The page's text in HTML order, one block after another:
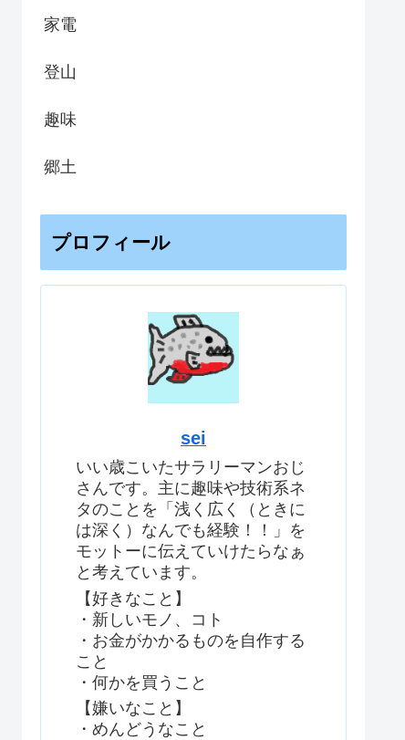
家電
登山
趣味
郷土
プロフィール
sei
いい歳こいたサラリーマンおじ
さんです。主に趣味や技術系ネ
タのことを「浅く広く（ときに
は深く）なんでも経験！！」を
モットーに伝えていけたらなぁ
と考えています。
【好きなこと】
・新しいモノ、コト
・お金がかかるものを自作する
こと
・何かを買うこと
【嫌いなこと】
・めんどうなこと